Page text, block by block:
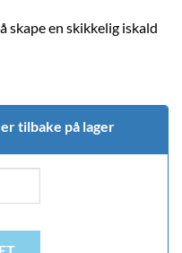
skape en skikkelig iskald
tilbake på lager